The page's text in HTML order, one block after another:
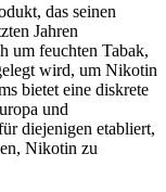
das seinen
Jahren
um feuchten Tabak,
wird, um Nikotin
bietet eine diskrete
und
diejenigen etabliert,
Nikotin zu